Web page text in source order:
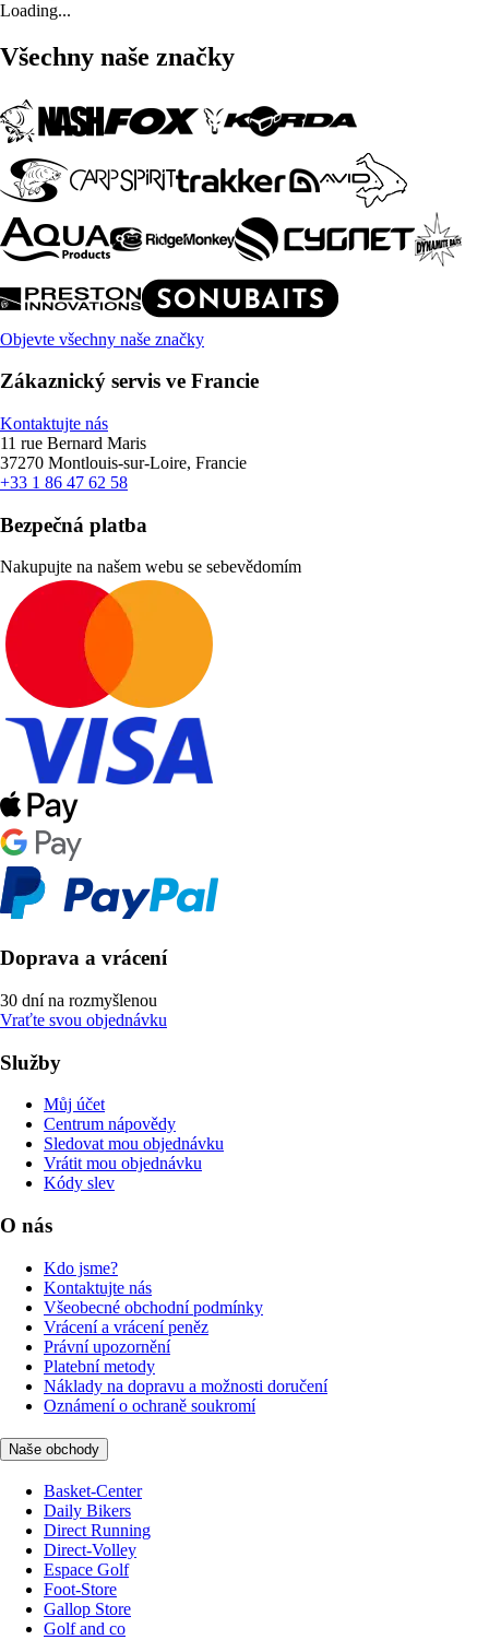
Loading...
Všechny naše značky
Objevte všechny naše značky
Zákaznický servis ve Francie
Kontaktujte nás
11 rue Bernard Maris
37270 Montlouis-sur-Loire, Francie
+33 1 86 47 62 58
Bezpečná platba
Nakupujte na našem webu se sebevědomím
Doprava a vrácení
30 dní na rozmyšlenou
Vraťte svou objednávku
Služby
Můj účet
Centrum nápovědy
Sledovat mou objednávku
Vrátit mou objednávku
Kódy slev
O nás
Kdo jsme?
Kontaktujte nás
Všeobecné obchodní podmínky
Vrácení a vrácení peněz
Právní upozornění
Platební metody
Náklady na dopravu a možnosti doručení
Oznámení o ochraně soukromí
Naše obchody
Basket-Center
Daily Bikers
Direct Running
Direct-Volley
Espace Golf
Foot-Store
Gallop Store
Golf and co